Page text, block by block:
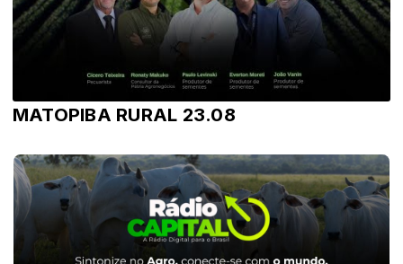
MATOPIBA RURAL 23.08